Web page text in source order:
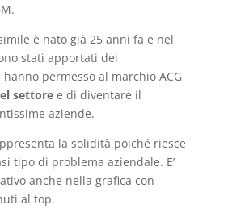
è nato già 25 anni fa e nel
stati apportati dei
permesso al marchio ACG
settoree di diventare il
aziende.
la solidità poiché riesce
tipo di problema aziendale. E’
anche nella grafica con
al top.